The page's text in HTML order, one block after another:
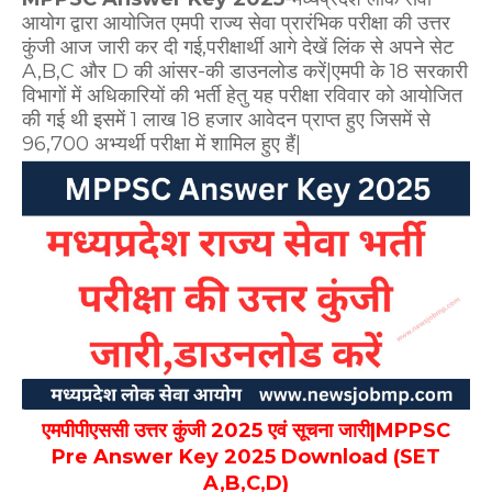
आयोग द्वारा आयोजित एमपी राज्य सेवा प्रारंभिक परीक्षा की उत्तर
कुंजी आज जारी कर दी गई,परीक्षार्थी आगे देखें लिंक से अपने सेट
A,B,C और D की आंसर-की डाउनलोड करें|एमपी के 18 सरकारी
विभागों में अधिकारियों की भर्ती हेतु यह परीक्षा रविवार को आयोजित
की गई थी इसमें 1 लाख 18 हजार आवेदन प्राप्त हुए जिसमें से
96,700 अभ्यर्थी परीक्षा में शामिल हुए हैं|
एमपीपीएससी उत्तर कुंजी 2025 एवं सूचना जारी|MPPSC
Pre Answer Key 2025 Download (SET
A,B,C,D)